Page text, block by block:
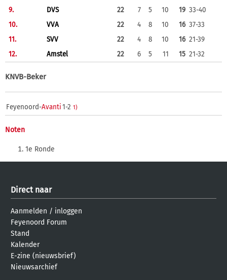
9.
DVS 22 7 5 10 19 33-40
10.
VVA 22 4 8 10 16 37-33
11.
SVV 22 4 8 10 16 21-39
12.
Amstel 22 6 5 11 15 21-32
KNVB-Beker
Feyenoord-Avanti1-2 1)
Noten
1e Ronde
Direct naar
Aanmelden / inloggen
Feyenoord Forum
Stand
Kalender
E-zine (nieuwsbrief)
Nieuwsarchief